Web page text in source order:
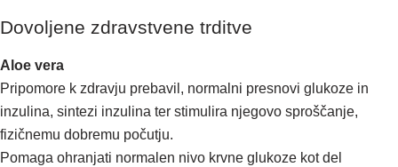
Dovoljene zdravstvene trditve
Aloe vera
Pripomore k zdravju prebavil, normalni presnovi glukoze in
inzulina, sintezi inzulina ter stimulira njegovo sproščanje,
fizičnemu dobremu počutju.
Pomaga ohranjati normalen nivo krvne glukoze kot del